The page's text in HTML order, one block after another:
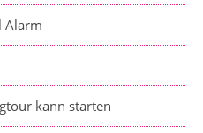
Alarm
kann starten